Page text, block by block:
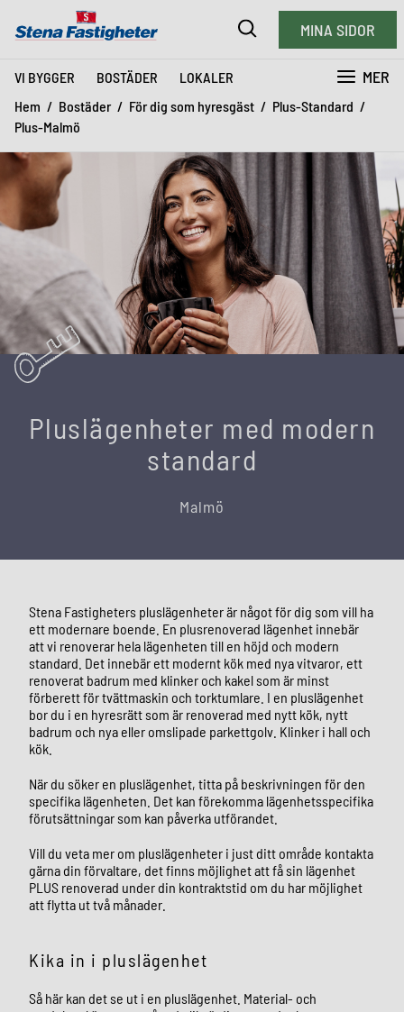
VI BYGGER BOSTÄDER LOKALER MER
MINA SIDOR
Hem Bostäder För dig som hyresgäst
Plus-Standard
Plus-Malmö
Pluslägenheter med modern
standard
Malmö
Stena Fastigheters pluslägenheter är något för dig som vill ha
ett modernare boende. En plusrenoverad lägenhet innebär
att vi renoverar hela lägenheten till en höjd och modern
standard. Det innebär ett modernt kök med nya vitvaror, ett
renoverat badrum med klinker och kakel som är minst
förberett för tvättmaskin och torktumlare. I en pluslägenhet
bor du i en hyresrätt som är renoverad med nytt kök, nytt
badrum och nya eller omslipade parkettgolv. Klinker i hall och
kök.
När du söker en pluslägenhet, titta på beskrivningen för den
specifika lägenheten. Det kan förekomma lägenhetsspecifika
förutsättningar som kan påverka utförandet.
Vill du veta mer om pluslägenheter i just ditt område kontakta
gärna din förvaltare, det finns möjlighet att få sin lägenhet
PLUS renoverad under din kontraktstid om du har möjlighet
att flytta ut två månader.
Kika in i pluslägenhet
Så här kan det se ut i en pluslägenhet. Material- och